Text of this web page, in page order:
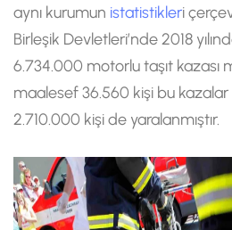
aynı kurumun istatistikleri
Birleşik Devletleri’nde 2018
6.734.000 motorlu taşıt kazası
maalesef 36.560 kişi bu
2.710.000 kişi de yaralanmıştır.